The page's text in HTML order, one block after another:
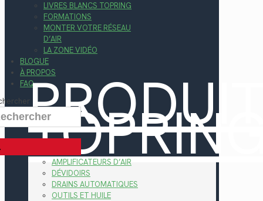
LIVRES BLANCS TOPRING
FORMATIONS
MONTER VOTRE RÉSEAU
D’AIR
LA ZONE VIDÉO
BLOGUE
À PROPOS
FAQ
AMPLIFICATEURS D’AIR
DÉVIDOIRS
DRAINS AUTOMATIQUES
OUTILS ET HUILE